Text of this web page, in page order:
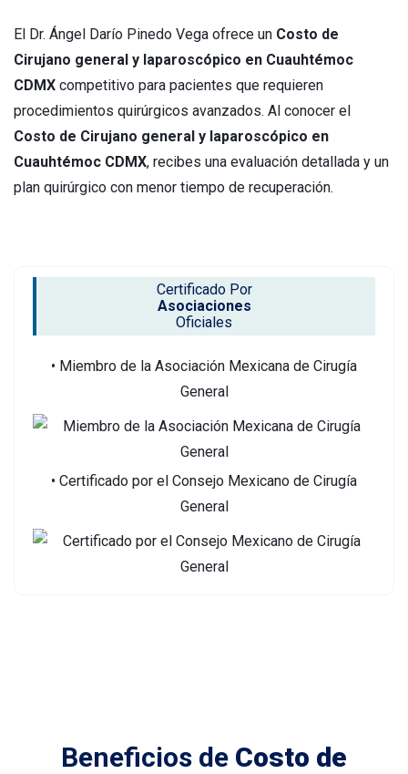
El Dr. Ángel Darío Pinedo Vega ofrece un Costo de
Cirujano general y laparoscópico en Cuauhtémoc
CDMX competitivo para pacientes que requieren
procedimientos quirúrgicos avanzados. Al conocer el
Costo de Cirujano general y laparoscópico en
Cuauhtémoc CDMX, recibes una evaluación detallada y un
plan quirúrgico con menor tiempo de recuperación.
Certificado Por
Asociaciones
Oficiales
• Miembro de la Asociación Mexicana de Cirugía
General
• Certificado por el Consejo Mexicano de Cirugía
General
Beneficios de Costo de